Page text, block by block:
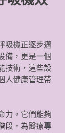
吸機正逐步邁
備，更是一個
技術，這些設
人健康管理帶
力。它們能夠
段，為醫療專